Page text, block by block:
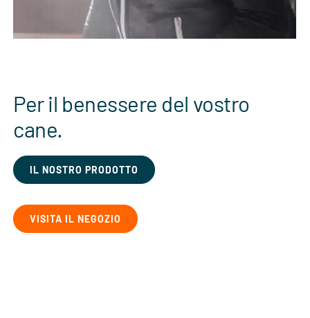
Per il benessere del vostro
cane.
IL NOSTRO PRODOTTO
VISITA IL NEGOZIO